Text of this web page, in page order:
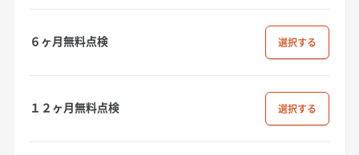
６ヶ月無料点検 選択
１２ヶ月無料点検 選択